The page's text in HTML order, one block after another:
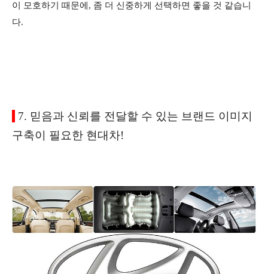
이 모호하기 때문에, 좀 더 신중하게 선택하면 좋을 것 같습니
다.
7. 믿음과 신뢰를 전달할 수 있는 브랜드 이미지
구축이 필요한 현대차!